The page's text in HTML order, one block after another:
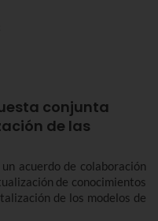
conjunta
de las
acuerdo de colaboración
de conocimientos
de los modelos de